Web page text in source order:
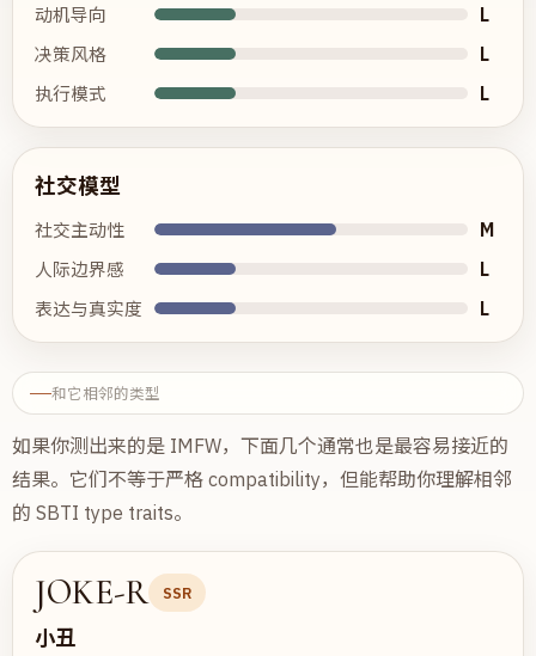
动机导向 L
决策风格 L
执行模式 L
社交模型
社交主动性 M
人际边界感 L
表达与真实度 L
和它相邻的类型
如果你测出来的是 IMFW，下面几个通常也是最容易接近的
结果。它们不等于严格 compatibility，但能帮助你理解相邻
的 SBTI type traits。
JOKE-R SSR
小丑